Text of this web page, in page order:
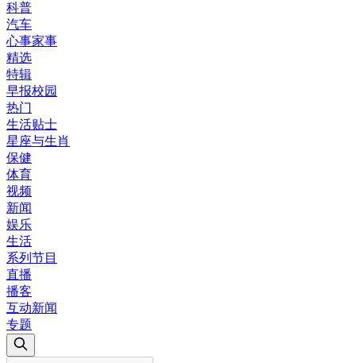
科普
汽车
心事家事
精选
特辑
早报校园
热门
生活贴士
星座与生肖
保健
体育
视频
新闻
娱乐
生活
系列节目
直播
播客
互动新闻
专题